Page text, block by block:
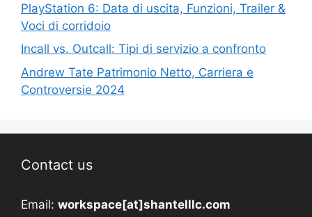
PlayStation 6: Data di uscita, Funzioni, Trailer &
Voci di corridoio
Incall vs. Outcall: Tipi di servizio a confronto
Andrew Tate Patrimonio Netto, Carriera e
Controversie 2024
Contact us
Email: workspace[at]shantelllc.com